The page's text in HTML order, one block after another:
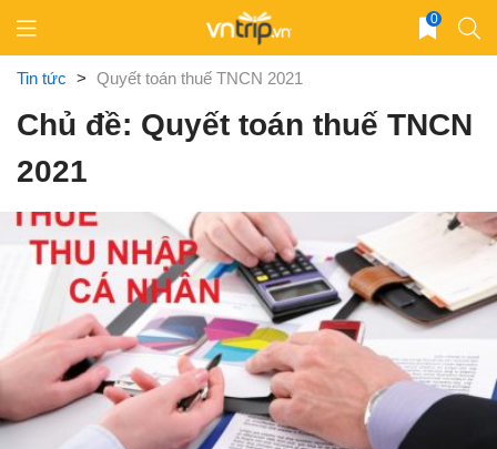
content
0
Tin tức > Quyết toán thuế TNCN 2021
Chủ đề: Quyết toán thuế TNCN
2021